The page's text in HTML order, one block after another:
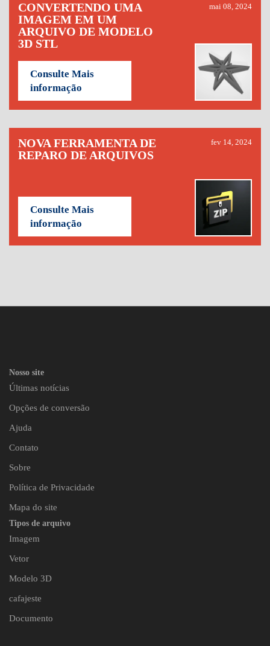
CONVERTENDO UMA
IMAGEM EM UM
ARQUIVO DE MODELO
3D STL
mai 08, 2024
Consulte Mais
informação
NOVA FERRAMENTA DE
REPARO DE ARQUIVOS
fev 14, 2024
Consulte Mais
informação
Nosso site
Últimas notícias
Opções de conversão
Ajuda
Contato
Sobre
Política de Privacidade
Mapa do site
Tipos de arquivo
Imagem
Vetor
Modelo 3D
cafajeste
Documento